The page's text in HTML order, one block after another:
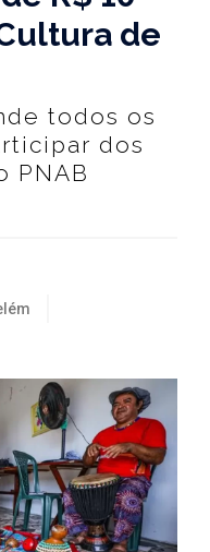
de
todos os
dos
PNAB